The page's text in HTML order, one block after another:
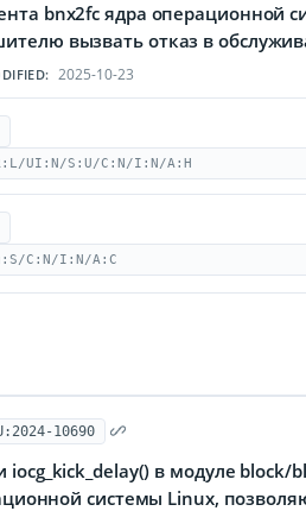
bnx2fc ядра операционной
вызвать отказ в
2025-10-23
UI:N/S:U/C:N/I:N/A:H
C:N/I:N/A:C
10690
в модуле block/
системы Linux,